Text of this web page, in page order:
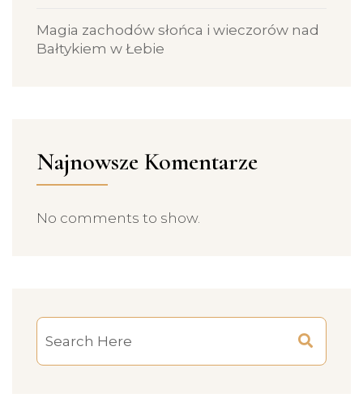
Magia zachodów słońca i wieczorów nad
Bałtykiem w Łebie
Najnowsze Komentarze
No comments to show.